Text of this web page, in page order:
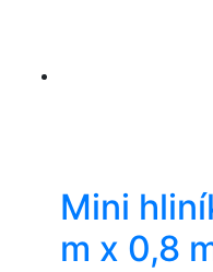
Mini
m x 0,8